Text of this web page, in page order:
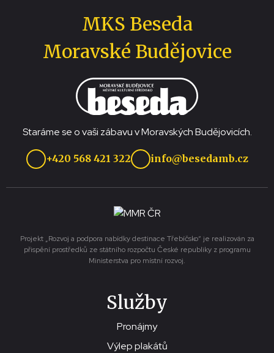
MKS Beseda
Moravské Budějovice
Staráme se o vaši zábavu v Moravských Budějovicích.
+420 568 421 322 info@besedamb.cz
Projekt „Rozvoj a podpora nabídky destinace Třebíčsko“ je realizován za
přispění prostředků ze státního rozpočtu České republiky z programu
Ministerstva pro místní rozvoj.
Služby
Pronájmy
Výlep plakátů